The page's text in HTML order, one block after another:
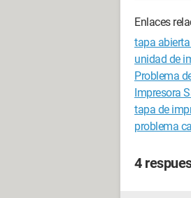
Enlaces
tapa
unidad de
Problema
Impresora
tapa de
problema
4